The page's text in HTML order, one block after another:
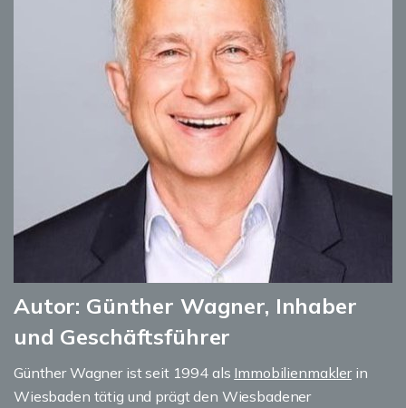
Autor: Günther Wagner, Inhaber
und Geschäftsführer
Günther Wagner ist seit 1994 als Immobilienmaklerin
Wiesbaden tätig und prägt den Wiesbadener